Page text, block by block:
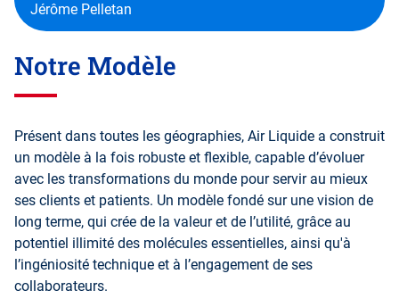
Jérôme Pelletan
Notre Modèle
Présent dans toutes les géographies, Air Liquide a construit
un modèle à la fois robuste et flexible, capable d’évoluer
avec les transformations du monde pour servir au mieux
ses clients et patients. Un modèle fondé sur une vision de
long terme, qui crée de la valeur et de l’utilité, grâce au
potentiel illimité des molécules essentielles, ainsi qu'à
l’ingéniosité technique et à l’engagement de ses
collaborateurs.